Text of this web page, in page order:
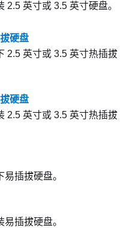
英寸或 3.5 英寸硬盘。
硬盘
2.5 英寸或 3.5 英寸热插拔
硬盘
2.5 英寸或 3.5 英寸热插拔
插拔硬盘。
插拔硬盘。